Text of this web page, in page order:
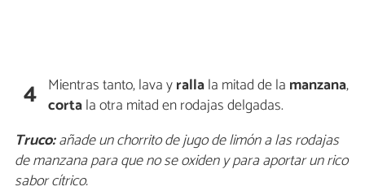
4 Mientras tanto, lava yrallala mitad de la manzana,
cortala otra mitad en rodajas delgadas.
Truco:añade un chorrito de jugo de limón a las rodajas
de manzana para que no se oxiden y para aportar un rico
sabor cítrico.